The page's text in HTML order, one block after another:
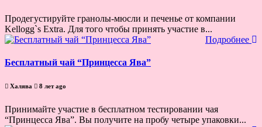
Продегустируйте гранолы-мюсли и печенье от компании
Kellogg`s Extra. Для того чтобы принять участие в...
Подробнее
Бесплатный чай “Принцесса Ява”
Халява 8 лет ago
Принимайте участие в бесплатном тестировании чая
“Принцесса Ява”. Вы получите на пробу четыре упаковки...